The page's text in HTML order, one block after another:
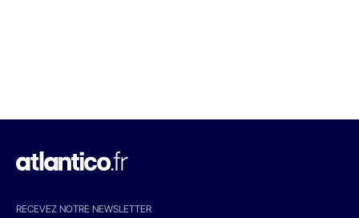
RECEVEZ NOTRE NEWSLETTER